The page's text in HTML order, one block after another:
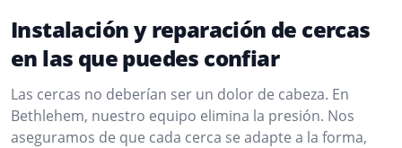
Instalación y reparación de cercas
en las que puedes confiar
Las cercas no deberían ser un dolor de cabeza. En
Bethlehem, nuestro equipo elimina la presión. Nos
aseguramos de que cada cerca se adapte a la forma,